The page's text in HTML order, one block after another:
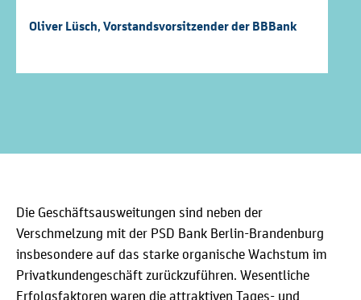
Oliver Lüsch, Vorstandsvorsitzender der BBBank
Die Geschäftsausweitungen sind neben der
Verschmelzung mit der PSD Bank Berlin-Brandenburg
insbesondere auf das starke organische Wachstum im
Privatkundengeschäft zurückzuführen. Wesentliche
Erfolgsfaktoren waren die attraktiven Tages- und